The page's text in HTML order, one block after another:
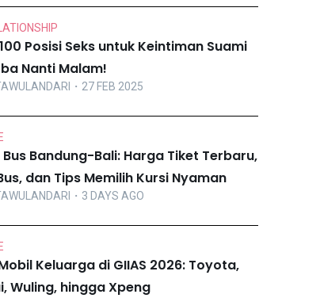
Posisi Seks untuk Keintiman Suami
Nanti Malam!
・27 FEB 2025
Bus Bandung-Bali: Harga Tiket Terbaru,
dan Tips Memilih Kursi Nyaman
・3 DAYS AGO
Keluarga di GIIAS 2026: Toyota,
Wuling, hingga Xpeng